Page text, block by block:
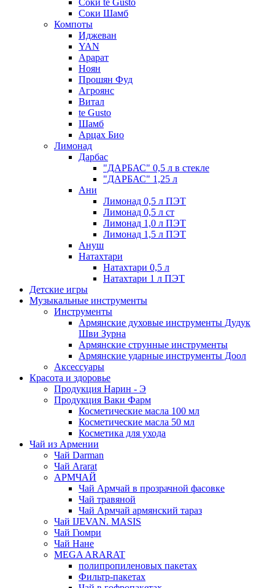
Соки te Gusto
Соки Шамб
Компоты
Иджеван
YAN
Арарат
Ноян
Прошян Фуд
Агроянс
Витал
te Gusto
Шамб
Арцах Био
Лимонад
Дарбас
"ДАРБАС" 0,5 л в стекле
"ДАРБАС" 1,25 л
Ани
Лимонад 0,5 л ПЭТ
Лимонад 0,5 л ст
Лимонад 1,0 л ПЭТ
Лимонад 1,5 л ПЭТ
Ануш
Натахтари
Натахтари 0,5 л
Натахтари 1 л ПЭТ
Детские игры
Музыкальные инструменты
Инструменты
Армянские духовые инструменты Дудук
Шви Зурна
Армянские струнные инструменты
Армянские ударные инструменты Доол
Аксессуары
Красота и здоровье
Продукция Нарин - Э
Продукция Ваки Фарм
Косметические масла 100 мл
Косметические масла 50 мл
Косметика для ухода
Чай из Армении
Чай Darman
Чай Ararat
АРМЧАЙ
Чай Армчай в прозрачной фасовке
Чай травяной
Чай Армчай армянский тараз
Чай IJEVAN. MASIS
Чай Гюмри
Чай Нане
MEGA ARARAT
полипропиленовых пакетах
Фильтр-пакетах